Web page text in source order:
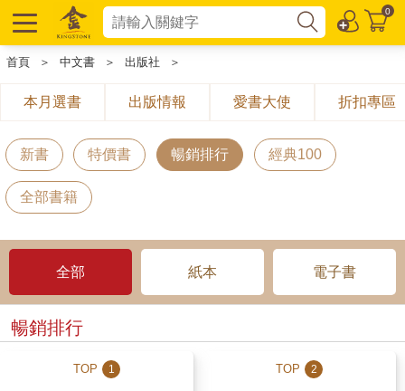
0
首頁 ＞ 中文書 ＞ 出版社 ＞
本月選書 出版情報 愛書大使 折扣專區
新書 特價書 暢銷排行 經典100
全部書籍
全部 紙本 電子書
暢銷排行
TOP 1 TOP 2